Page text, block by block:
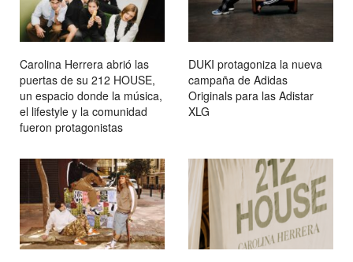
Carolina Herrera abrió las
puertas de su 212 HOUSE,
un espacio donde la música,
el lifestyle y la comunidad
fueron protagonistas
DUKI protagoniza la nueva
campaña de Adidas
Originals para las Adistar
XLG